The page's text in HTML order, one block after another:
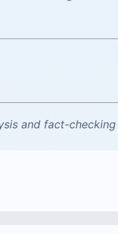
and fact-